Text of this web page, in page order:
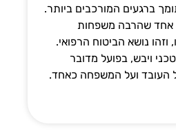
ברגעים המורכבים ביותר.
אחד שהרבה משפחות
נושא הביטוח הרפואי.
ויבש, בפועל מדובר
העובד ועל המשפחה כאחד.